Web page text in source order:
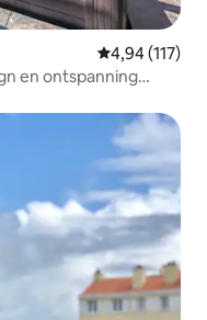
Gemiddelde
4,94 (117)
en ontspanning